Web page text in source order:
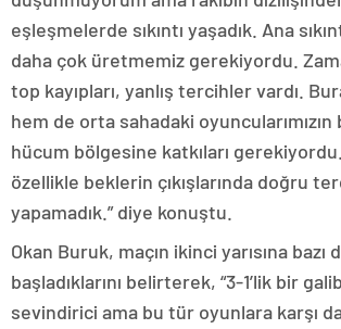
eşleşmelerde sıkıntı yaşadık. Ana
daha çok üretmemiz gerekiyordu.
top kayıpları, yanlış tercihler vardı.
hem de orta sahadaki oyuncularımızın
hücum bölgesine katkıları
özellikle beklerin çıkışlarında doğru
yapamadık.” diye konuştu.
Okan Buruk, maçın ikinci yarısına
başladıklarını belirterek, “3-1’lik bir
sevindirici ama bu tür oyunlara karşı